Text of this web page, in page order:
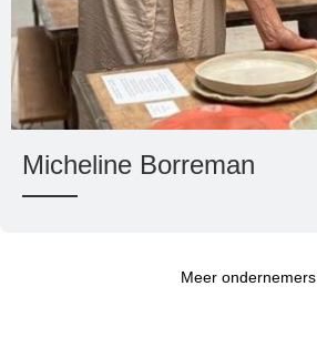
Micheline Borreman
Meer ondernemers